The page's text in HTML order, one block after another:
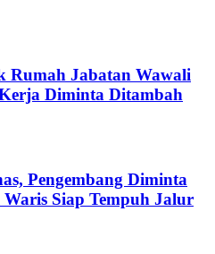
Rumah Jabatan Wawali
Diminta Ditambah
Pengembang Diminta
Siap Tempuh Jalur